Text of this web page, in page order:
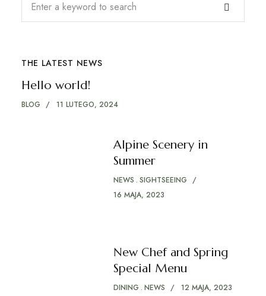
THE LATEST NEWS
Hello world!
BLOG 11 LUTEGO, 2024
Alpine Scenery in
Summer
NEWS SIGHTSEEING
16 MAJA, 2023
New Chef and Spring
Special Menu
DINING NEWS 12 MAJA, 2023